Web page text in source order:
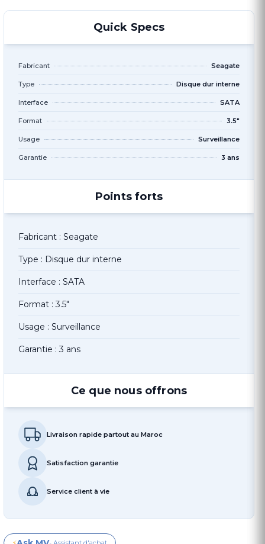
Quick Specs
Fabricant Seagate
Type Disque dur interne
Interface SATA
Format 3.5"
Usage Surveillance
Garantie 3 ans
Points forts
Fabricant : Seagate
Type : Disque dur interne
Interface : SATA
Format : 3.5"
Usage : Surveillance
Garantie : 3 ans
Ce que nous offrons
Livraison rapide partout au Maroc
Satisfaction garantie
Service client à vie